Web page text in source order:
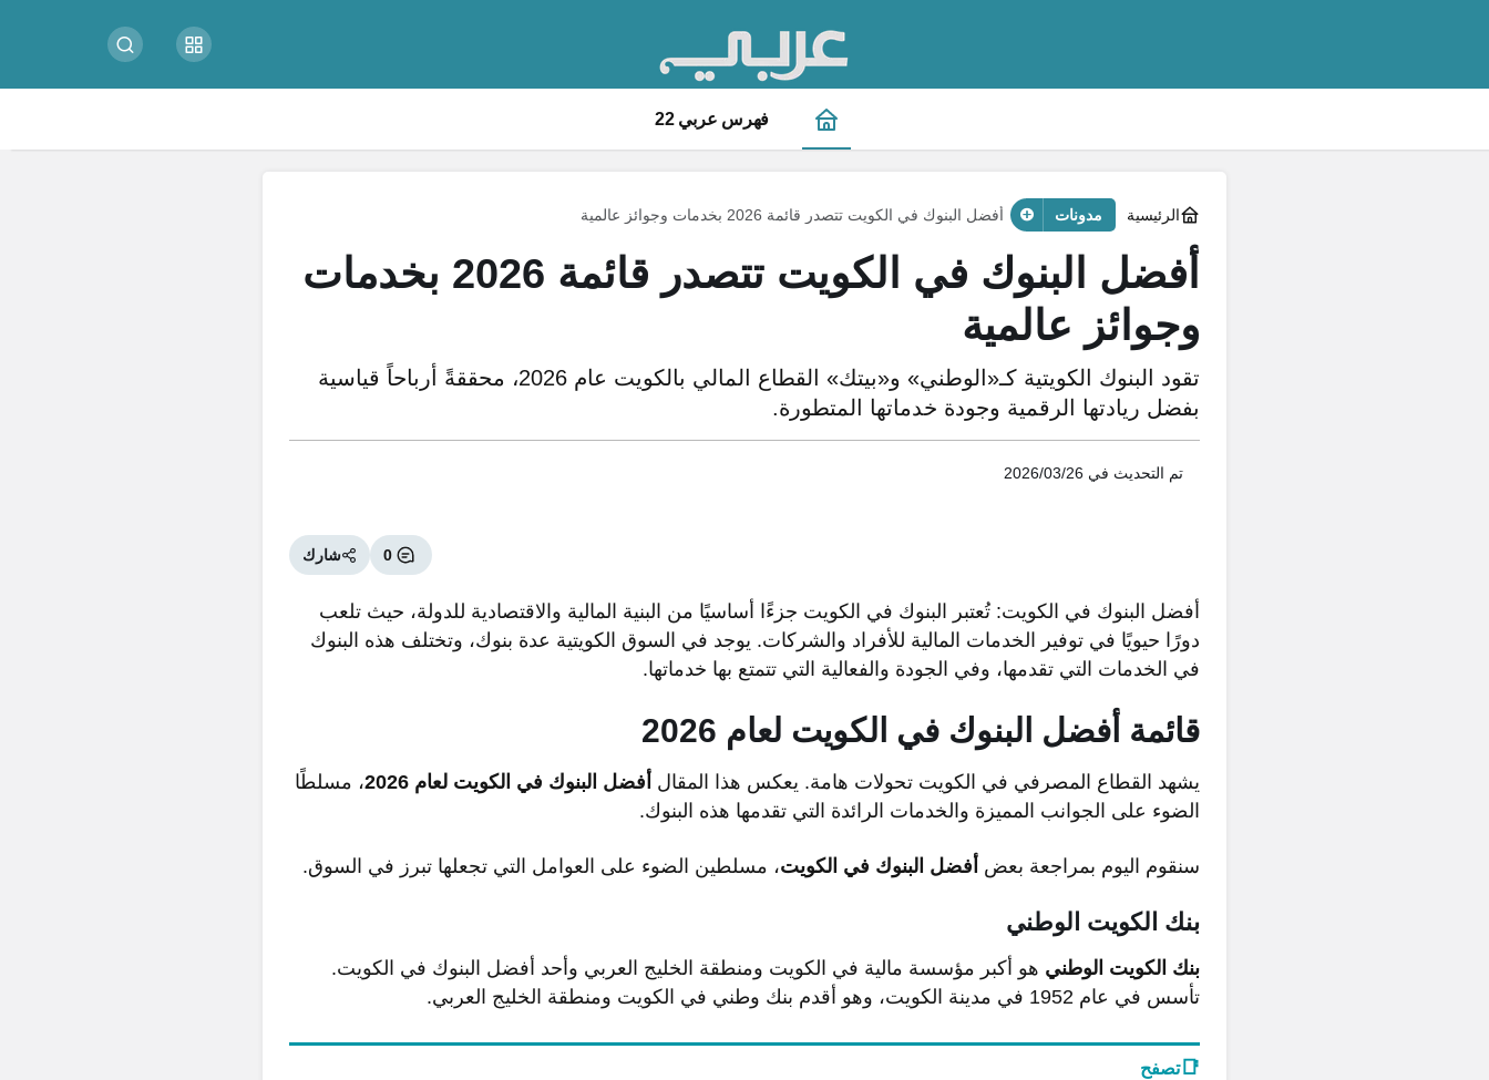
فهرس عربي 22
الرئيسية مدونات أفضل البنوك في الكويت تتصدر قائمة 2026 بخدمات وجوائز عالمية
أفضل البنوك في الكويت تتصدر قائمة 2026 بخدمات
وجوائز عالمية
تقود البنوك الكويتية كـ«الوطني» و«بيتك» القطاع المالي بالكويت عام 2026، محققةً أرباحاً قياسية
بفضل ريادتها الرقمية وجودة خدماتها المتطورة.
تم التحديث في 2026/03/26
0 شارك
أفضل البنوك في الكويت: تُعتبر البنوك في الكويت جزءًا أساسيًا من البنية المالية والاقتصادية للدولة، حيث تلعب
دورًا حيويًا في توفير الخدمات المالية للأفراد والشركات. يوجد في السوق الكويتية عدة بنوك، وتختلف هذه البنوك
في الخدمات التي تقدمها، وفي الجودة والفعالية التي تتمتع بها خدماتها.
قائمة أفضل البنوك في الكويت لعام 2026
يشهد القطاع المصرفي في الكويت تحولات هامة. يعكس هذا المقال أفضل البنوك في الكويت لعام 2026
، مسلطًا
الضوء على الجوانب المميزة والخدمات الرائدة التي تقدمها هذه البنوك.
سنقوم اليوم بمراجعة بعض أفضل البنوك في الكويت، مسلطين الضوء على العوامل التي تجعلها تبرز في السوق.
بنك الكويت الوطني
بنك الكويت الوطني هو أكبر مؤسسة مالية في الكويت ومنطقة الخليج العربي وأحد أفضل البنوك في الكويت.
تأسس في عام 1952 في مدينة الكويت، وهو أقدم بنك وطني في الكويت ومنطقة الخليج العربي.
📑تصفح